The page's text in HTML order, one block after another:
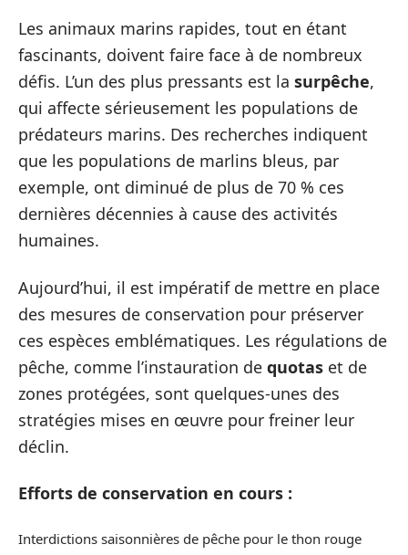
Les animaux marins rapides, tout en étant
fascinants, doivent faire face à de nombreux
défis. L’un des plus pressants est la surpêche,
qui affecte sérieusement les populations de
prédateurs marins. Des recherches indiquent
que les populations de marlins bleus, par
exemple, ont diminué de plus de 70 % ces
dernières décennies à cause des activités
humaines.
Aujourd’hui, il est impératif de mettre en place
des mesures de conservation pour préserver
ces espèces emblématiques. Les régulations de
pêche, comme l’instauration de quotas et de
zones protégées, sont quelques-unes des
stratégies mises en œuvre pour freiner leur
déclin.
Efforts de conservation en cours :
Interdictions saisonnières de pêche pour le thon rouge